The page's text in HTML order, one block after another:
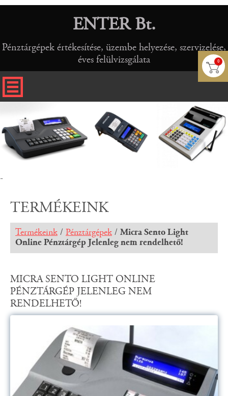
0
ENTER Bt.
Pénztárgépek értékesítése, üzembe helyezése, szervizelése,
éves felülvizsgálata
-
TERMÉKEINK
Termékeink / Pénztárgépek / Micra Sento Light
Online Pénztárgép Jelenleg nem rendelhető!
MICRA SENTO LIGHT ONLINE
PÉNZTÁRGÉP JELENLEG NEM
RENDELHETŐ!